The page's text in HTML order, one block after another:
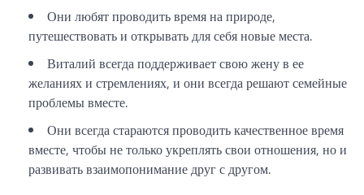
Они любят проводить время на природе,
путешествовать и открывать для себя новые места.
Виталий всегда поддерживает свою жену в ее
желаниях и стремлениях, и они всегда решают семейные
проблемы вместе.
Они всегда стараются проводить качественное время
вместе, чтобы не только укреплять свои отношения, но и
развивать взаимопонимание друг с другом.